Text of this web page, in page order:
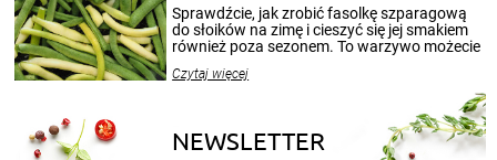
patenty, które pozwolą zachować świeżość
przetworów.
Sprawdźcie, jak zrobić fasolkę szparagową
do słoików na zimę i cieszyć się jej smakiem
również poza sezonem. To warzywo możecie
nasze propozycje!
Czytaj więcej
NEWSLETTER